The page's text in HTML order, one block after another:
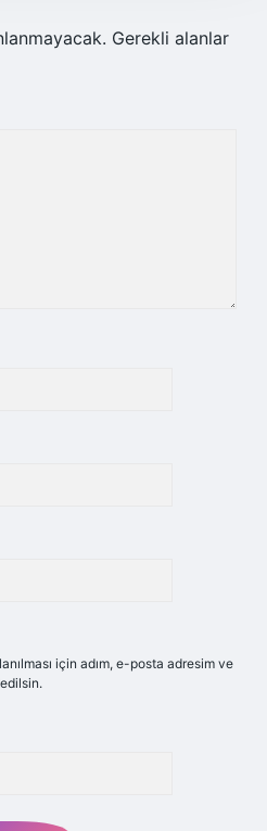
Gerekli alanlar
için adım, e-posta adresim ve